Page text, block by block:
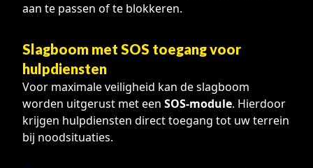
aan te passen of te blokkeren.
Slagboom met SOS toegang voor
hulpdiensten
Voor maximale veiligheid kan de slagboom
worden uitgerust met een SOS-module. Hierdoor
krijgen hulpdiensten direct toegang tot uw terrein
bij noodsituaties.